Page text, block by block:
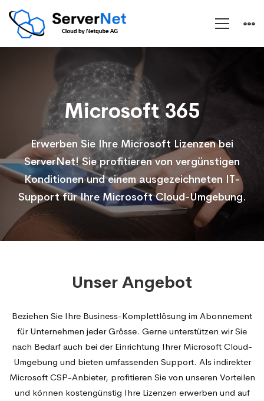
Microsoft
Microsoft 365
Erwerben Sie Ihre Microsoft Lizenzen bei
ServerNet! Sie profitieren von vergünstigen
Konditionen und einem ausgezeichneten IT-
Support für Ihre Microsoft Cloud-Umgebung.
Unser Angebot
Beziehen Sie Ihre Business-Komplettlösung im Abonnement
für Unternehmen jeder Grösse. Gerne unterstützen wir Sie
nach Bedarf auch bei der Einrichtung Ihrer Microsoft Cloud-
Umgebung und bieten umfassenden Support. Als indirekter
Microsoft CSP-Anbieter, profitieren Sie von unseren Vorteilen
und können kostengünstig Ihre Lizenzen erwerben und auf